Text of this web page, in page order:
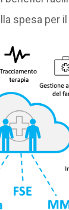
spesa per